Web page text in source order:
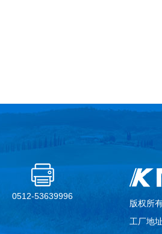
0512-53639996
版权所
工厂地